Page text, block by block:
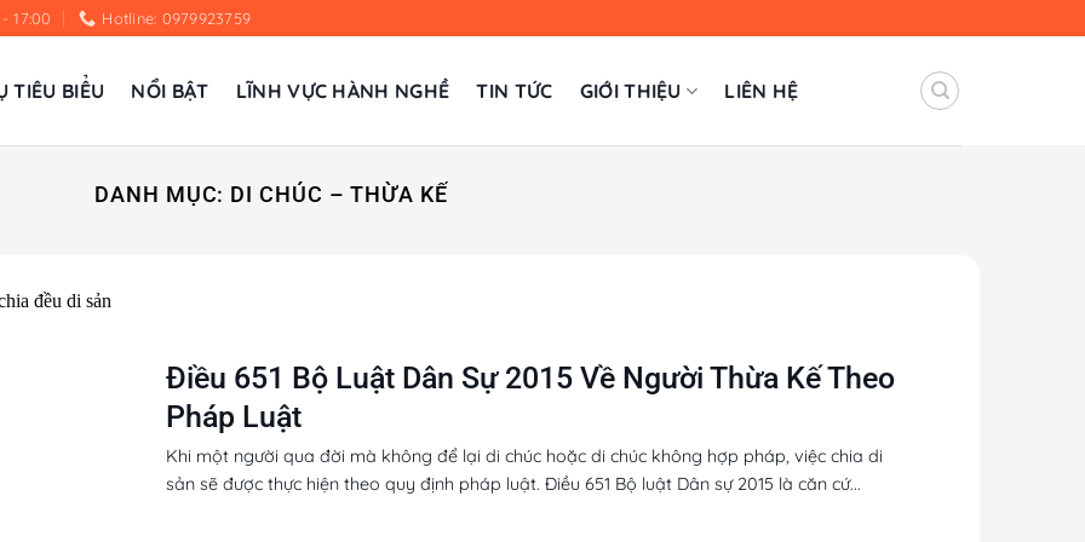
17:00 Hotline: 0979923759
TIÊU BIỂU NỔI BẬT LĨNH VỰC HÀNH NGHỀ TIN TỨC GIỚI THIỆU LIÊN HỆ
DANH MỤC: DI CHÚC – THỪA KẾ
Điều 651 Bộ Luật Dân Sự 2015 Về Người Thừa Kế Theo
Pháp Luật
Khi một người qua đời mà không để lại di chúc hoặc di chúc không hợp pháp, việc chia di
sản sẽ được thực hiện theo quy định pháp luật. Điều 651 Bộ luật Dân sự 2015 là căn cứ...